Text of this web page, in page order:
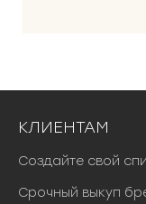
КЛИЕНТАМ
Создайте свой
Срочный выкуп